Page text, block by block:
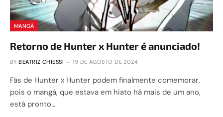
MANGÁ
Retorno de Hunter x Hunter é anunciado!
BY BEATRIZ CHIESSI 19 DE AGOSTO DE 2024
Fãs de Hunter x Hunter podem finalmente comemorar,
pois o mangá, que estava em hiato há mais de um ano,
está pronto…